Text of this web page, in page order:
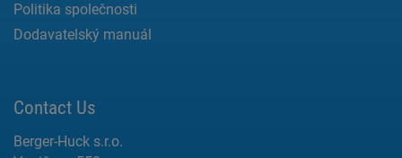
Politika společnosti
Dodavatelský manuál
Contact Us
Berger-Huck s.r.o.